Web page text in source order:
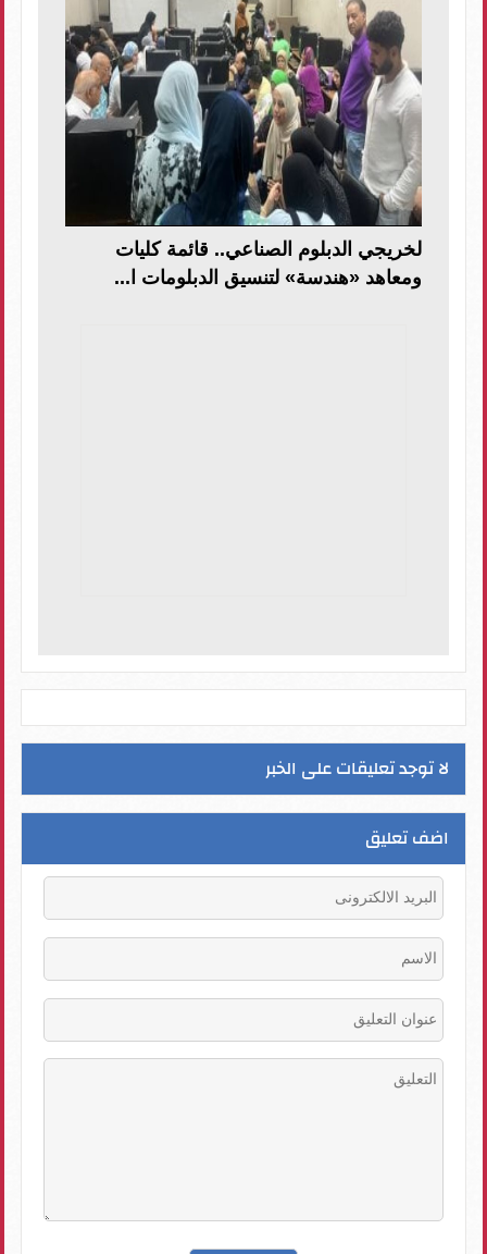
لخريجي الدبلوم الصناعي.. قائمة كليات
ومعاهد «هندسة» لتنسيق الدبلومات ا...
لا توجد تعليقات على الخبر
اضف تعليق